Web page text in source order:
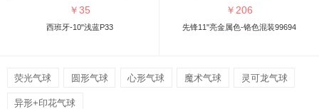
￥35
西班牙-10"浅蓝P33
￥206
先锋11"亮金属色-铬色混装99694
荧光气球 圆形气球 心形气球 魔术气球 灵可龙气球
异形+印花气球